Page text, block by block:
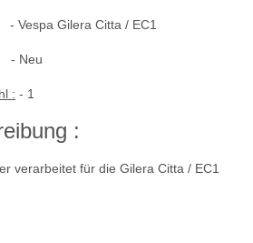
Gilera Citta / EC1
: - 1
:
verarbeitet für die Gilera Citta / EC1